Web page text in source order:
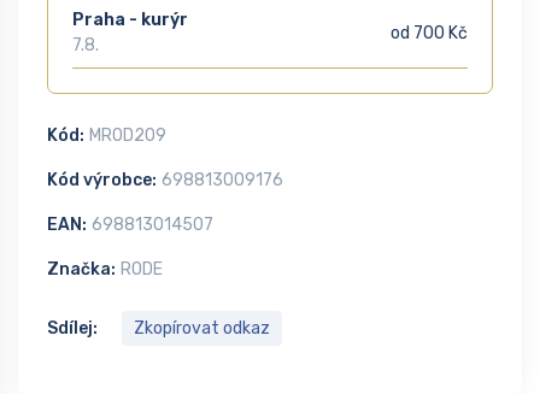
Praha - kurýr
7.8.
od 700 Kč
Kód: MROD209
Kód výrobce: 698813009176
EAN: 698813014507
Značka: RODE
Sdílej: Zkopírovat odkaz